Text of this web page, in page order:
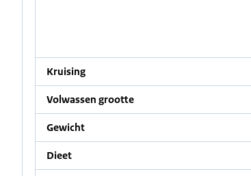
Kruising
Volwassen grootte
Gewicht
Dieet